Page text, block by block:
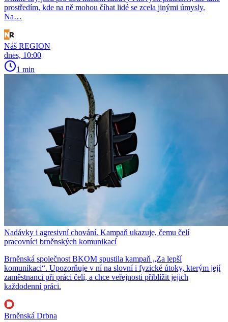
prostředím, kde na ně mohou číhat lidé se zcela jinými úmysly.
Na…
Náš REGION
dnes, 10:00
1 min
Nadávky i agresivní chování. Kampaň ukazuje, čemu čelí
pracovníci brněnských komunikací
Brněnská společnost BKOM spustila kampaň „Za lepší
komunikaci“. Upozorňuje v ní na slovní i fyzické útoky, kterým její
zaměstnanci při práci čelí, a chce veřejnosti přiblížit jejich
každodenní práci.
Brněnská Drbna